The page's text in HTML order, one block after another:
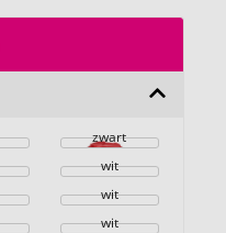
zwart
wit
wit
wit